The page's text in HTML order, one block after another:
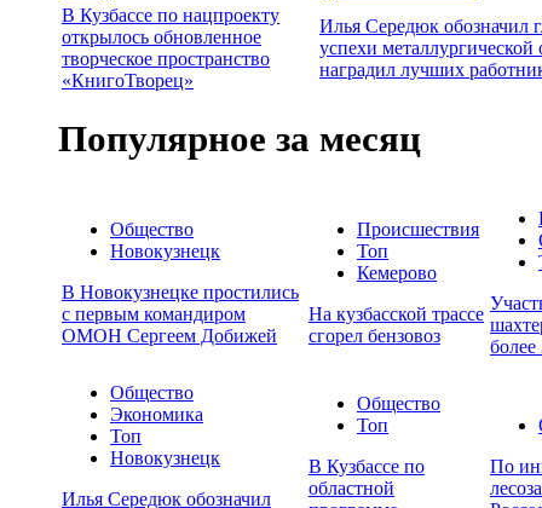
В Кузбассе по нацпроекту
открылось обновленное
творческое пространство
«КнигоТворец»
Илья Середюк обозначил
успехи металлургической
наградил лучших
Популярное за месяц
Общество
Новокузнецк
В Новокузнецке простились
с первым командиром
ОМОН Сергеем Добижей
Происшествия
Топ
Кемерово
На кузбасской трассе
сгорел бензовоз
более
Общество
Экономика
Топ
Новокузнецк
Илья Середюк обозначил
Общество
Топ
В Кузбассе по
областной
По